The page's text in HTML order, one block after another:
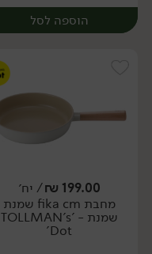
הוספה לסל
יח׳
199.00
₪/ יח׳
מחבת fika cm שמנת
שמנת - 'TOLLMAN's
Dot'